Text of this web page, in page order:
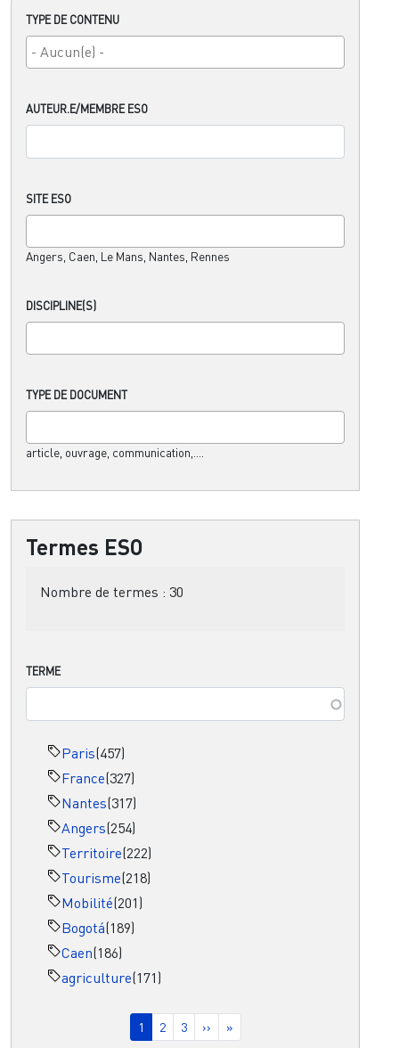
TYPE DE CONTENU
AUTEUR.E/MEMBRE ESO
SITE ESO
Angers, Caen, Le Mans, Nantes, Rennes
DISCIPLINE(S)
TYPE DE DOCUMENT
article, ouvrage, communication,....
Termes ESO
Nombre de termes : 30
TERME
Paris(457)
France(327)
Nantes(317)
Angers(254)
Territoire(222)
Tourisme(218)
Mobilité(201)
Bogotá(189)
Caen(186)
agriculture(171)
Page courante
1 Page
2 Page
3 Page suivante
›› Dernière page
»